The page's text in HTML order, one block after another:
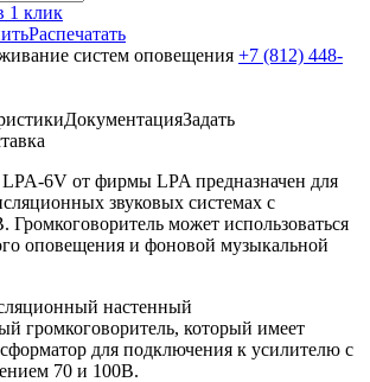
1 клик
Распечатать
систем оповещения +7 (812) 448-
ДокументацияЗадать
LPA-6V от фирмы LPA предназначен для
звуковых системах с
может использоваться
оповещения и фоновой музыкальной
настенный
громкоговоритель, который имеет
для подключения к усилителю с
70 и 100В.